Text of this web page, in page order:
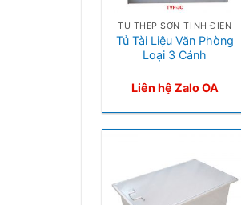
TỦ THÉP SƠN TĨNH ĐIỆN
Tủ Tài Liệu Văn Phòng
Loại 3 Cánh
Liên hệ Zalo OA